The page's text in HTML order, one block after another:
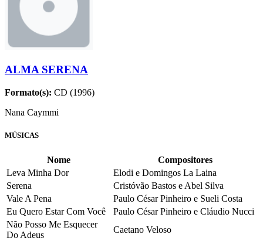
ALMA SERENA
Formato(s): CD (1996)
Nana Caymmi
MÚSICAS
Nome
Compositores
Leva Minha Dor
Elodi e Domingos La Laina
Serena
Cristóvão Bastos e Abel Silva
Vale A Pena
Paulo César Pinheiro e Sueli Costa
Eu Quero Estar Com Você
Paulo César Pinheiro e Cláudio Nucci
Não Posso Me Esquecer
Do Adeus
Caetano Veloso